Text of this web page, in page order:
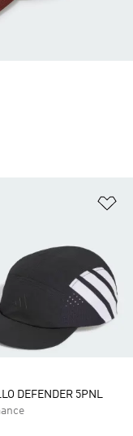
lista dei desideri
DEFENDER 5PNL